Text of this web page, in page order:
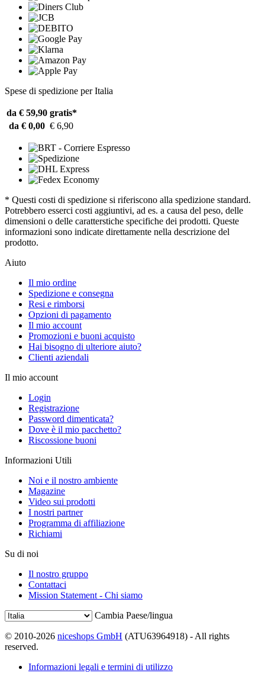
Spese di spedizione per Italia
da € 59,90 gratis*
da € 0,00 € 6,90
* Questi costi di spedizione si riferiscono alla spedizione standard.
Potrebbero esserci costi aggiuntivi, ad es. a causa del peso, delle
dimensioni o delle caratterstiche specifiche dei prodotti. Queste
informazioni sono indicate direttamente nella descrizione del
prodotto.
Aiuto
Il mio ordine
Spedizione e consegna
Resi e rimborsi
Opzioni di pagamento
Il mio account
Promozioni e buoni acquisto
Hai bisogno di ulteriore aiuto?
Clienti aziendali
Il mio account
Login
Registrazione
Password dimenticata?
Dove è il mio pacchetto?
Riscossione buoni
Informazioni Utili
Noi e il nostro ambiente
Magazine
Video sui prodotti
I nostri partner
Programma di affiliazione
Richiami
Su di noi
Il nostro gruppo
Contattaci
Mission Statement - Chi siamo
Cambia Paese/lingua
© 2010-2026 niceshops GmbH (ATU63964918) - All rights
reserved.
Informazioni legali e termini di utilizzo